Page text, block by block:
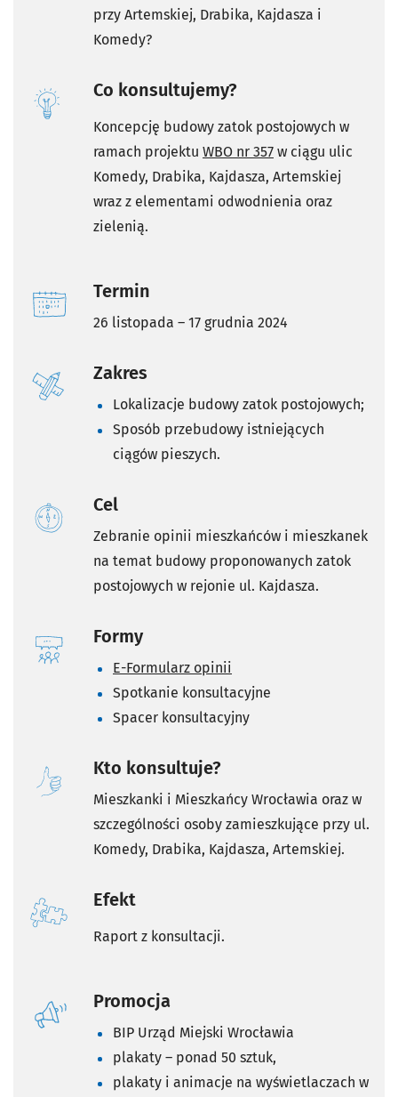
przy Artemskiej, Drabika, Kajdasza i
Komedy?
Co konsultujemy?
Koncepcję budowy zatok postojowych w
ramach projektu WBO nr 357 w ciągu ulic
Komedy, Drabika, Kajdasza, Artemskiej
wraz z elementami odwodnienia oraz
zielenią.
Termin
26 listopada – 17 grudnia 2024
Zakres
Lokalizacje budowy zatok postojowych;
Sposób przebudowy istniejących
ciągów pieszych.
Cel
Zebranie opinii mieszkańców i mieszkanek
na temat budowy proponowanych zatok
postojowych w rejonie ul. Kajdasza.
Formy
E-Formularz opinii
Spotkanie konsultacyjne
Spacer konsultacyjny
Kto konsultuje?
Mieszkanki i Mieszkańcy Wrocławia oraz w
szczególności osoby zamieszkujące przy ul.
Komedy, Drabika, Kajdasza, Artemskiej.
Efekt
Raport z konsultacji.
Promocja
BIP Urząd Miejski Wrocławia
plakaty – ponad 50 sztuk,
plakaty i animacje na wyświetlaczach w